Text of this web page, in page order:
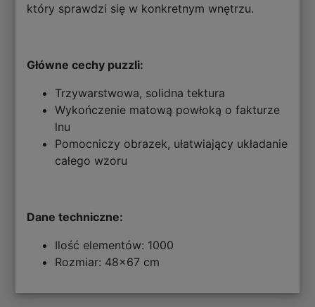
który sprawdzi się w konkretnym wnętrzu.
Główne cechy puzzli:
Trzywarstwowa, solidna tektura
Wykończenie matową powłoką o fakturze
lnu
Pomocniczy obrazek, ułatwiający układanie
całego wzoru
Dane techniczne:
Ilość elementów: 1000
Rozmiar: 48x67 cm